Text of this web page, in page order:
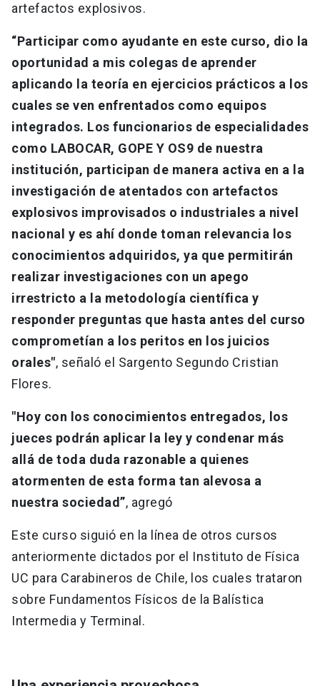
artefactos explosivos.
“Participar como ayudante en este curso, dio la
oportunidad a mis colegas de aprender
aplicando la teoría en ejercicios prácticos a los
cuales se ven enfrentados como equipos
integrados. Los funcionarios de especialidades
como LABOCAR, GOPE Y OS9 de nuestra
institución, participan de manera activa en a la
investigación de atentados con artefactos
explosivos improvisados o industriales a nivel
nacional y es ahí donde toman relevancia los
conocimientos adquiridos, ya que permitirán
realizar investigaciones con un apego
irrestricto a la metodología científica y
responder preguntas que hasta antes del curso
comprometían a los peritos en los juicios
orales", señaló el Sargento Segundo Cristian
Flores.
"Hoy con los conocimientos entregados, los
jueces podrán aplicar la ley y condenar más
allá de toda duda razonable a quienes
atormenten de esta forma tan alevosa a
nuestra sociedad”, agregó
Este curso siguió en la línea de otros cursos
anteriormente dictados por el Instituto de Física
UC para Carabineros de Chile, los cuales trataron
sobre Fundamentos Físicos de la Balística
Intermedia y Terminal.